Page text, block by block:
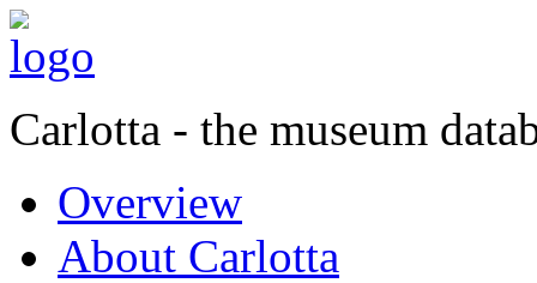
Carlotta - the museum
Overview
About Carlotta